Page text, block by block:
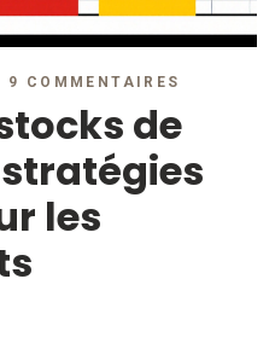
9 COMMENTAIRES
de
les